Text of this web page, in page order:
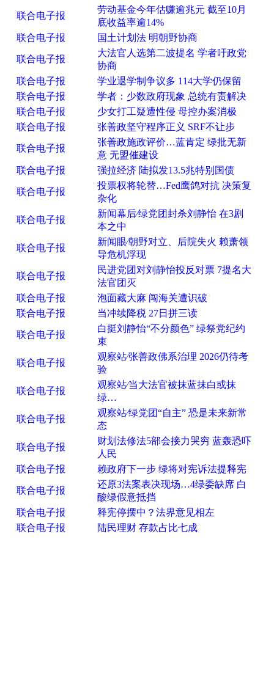
联合电子报
劳动基金今年估赚逾兆元 截至10月
底收益率逾14%
联合电子报
国土计划法 明朝野协商
联合电子报
大法官人选第二波提名 学者吁政党
协商
联合电子报
学业退学制争议多 114大学仍保留
联合电子报
学者：少数政府现象 总统有责解决
联合电子报
少女打工疑遭性侵 母控办案消极
联合电子报
张善政坚守程序正义 SRF不让步
联合电子报
张善政施政评价…蓝肯定 绿批无新
意 无盟催建设
联合电子报
强拉经济 陆拟发13.5兆特别国债
联合电子报
投票权将轮替…Fed鹰鸽对抗 决策复
杂化
联合电子报
新闻幕后∕绿党团封杀刘静怡 在3剧
本之中
联合电子报
新闻眼∕朝野对立、后院失火 赖萧领
导危机浮现
联合电子报
民进党团对刘静怡投反对票 7提名大
法官团灭
联合电子报
泡面藏大麻 闯海关遭识破
联合电子报
当冲续降税 27日拼三读
联合电子报
白挺刘静怡“不分颜色” 绿祭党纪约
束
联合电子报
观察站∕张善政佛系治理 2026仍待考
验
联合电子报
观察站∕当大法官被抹蓝抹白或抹
绿…
联合电子报
观察站∕绿党团“自主” 恐是未来新常
态
联合电子报
财划法修法5部会接力哭穷 蓝轰恐吓
人民
联合电子报
赖政府下一步 绿将对宪诉法提释宪
联合电子报
还原3法案表决现场…4绿委缺席 白
酸绿假意抵挡
联合电子报
释宪停摆中？法界意见相左
联合电子报
陆民理财 存款占比七成